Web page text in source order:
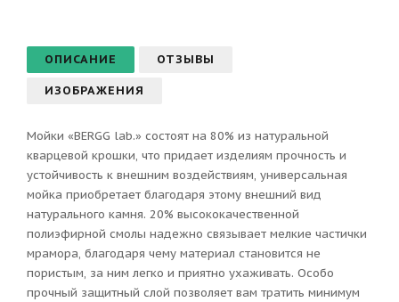
ОПИСАНИЕ ОТЗЫВЫ
ИЗОБРАЖЕНИЯ
Мойки «BERGG lab.» состоят на 80% из натуральной
кварцевой крошки, что придает изделиям прочность и
устойчивость к внешним воздействиям, универсальная
мойка приобретает благодаря этому внешний вид
натурального камня. 20% высококачественной
полиэфирной смолы надежно связывает мелкие частички
мрамора, благодаря чему материал становится не
пористым, за ним легко и приятно ухаживать. Особо
прочный защитный слой позволяет вам тратить минимум